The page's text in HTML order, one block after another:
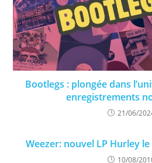
Bootlegs : plongée dans
enregistrements
21/06/
Weezer: nouvel LP Hurley
10/08/